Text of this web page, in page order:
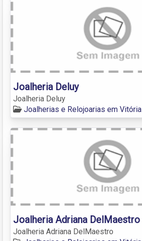
Joalheria Deluy
Joalheria Deluy
Joalherias e Relojoarias em Vitória
Joalheria Adriana DelMaestro
Joalheria Adriana DelMaestro